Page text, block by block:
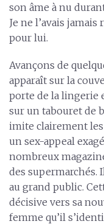
son âme à nu
Je ne l’avais
pour lui.
Avançons de
apparaît sur la
porte de la lingerie
sur un tabouret de
imite clairement
un sex-appeal
nombreux
des supermarchés.
au grand public.
décisive vers sa
femme qu’il